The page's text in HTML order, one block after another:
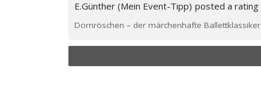
E.Günther (Mein Event-Tipp) posted a rating
Dornröschen – der märchenhafte